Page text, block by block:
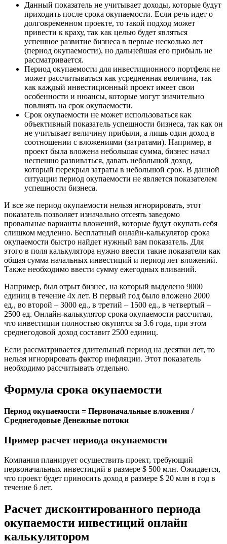
Данный показатель не учитывает доходы, которые будут
приходить после срока окупаемости. Если речь идет о
долговременном проекте, то такой подход может
привести к краху, так как целью будет являться
успешное развитие бизнеса в первые несколько лет
(период окупаемости), но дальнейшая его прибыль не
рассматривается.
Период окупаемости для инвестиционного портфеля не
может рассчитываться как усредненная величина, так
как каждый инвестиционный проект имеет свои
особенности и нюансы, которые могут значительно
повлиять на срок окупаемости.
Срок окупаемости не может использоваться как
объективный показатель успешности бизнеса, так как он
не учитывает величину прибыли, а лишь один доход в
соотношении с вложениями (затратами). Например, в
проект была вложена небольшая сумма, бизнес начал
неспешно развиваться, давать небольшой доход,
который перекрыл затраты в небольшой срок. В данной
ситуации период окупаемости не является показателем
успешности бизнеса.
И все же период окупаемости нельзя игнорировать, этот
показатель позволяет изначально отсеять заведомо
провальные варианты вложений, которые будут окупать себя
слишком медленно. Бесплатный онлайн-калькулятор срока
окупаемости быстро найдет нужный вам показатель. Для
этого в поля калькулятора нужно ввести такие показатели как
общая сумма начальных инвестиций и период лет вложений.
Также необходимо ввести сумму ежегодных вливаний.
Например, был отрыт бизнес, на который выделено 9000
единиц в течение 4х лет. В первый год было вложено 2000
ед., во второй – 3000 ед., в третий – 1500 ед., в четвертый –
2500 ед. Онлайн-калькулятор срока окупаемости рассчитал,
что инвестиции полностью окупятся за 3.6 года, при этом
среднегодовой доход составит 2500 единиц.
Если рассматривается длительный период на десятки лет, то
нельзя игнорировать фактор инфляции. Этот показатель
необходимо рассчитывать отдельно.
Формула срока окупаемости
Период окупаемости = Первоначальные вложения /
Среднегодовые Денежные потоки
Пример расчет периода окупаемости
Компания планирует осуществить проект, требующий
первоначальных инвестиций в размере $ 500 млн. Ожидается,
что проект будет приносить доход в размере $ 20 млн в год в
течение 6 лет.
Расчет дисконтированного периода
окупаемости инвестиций онлайн
калькулятором